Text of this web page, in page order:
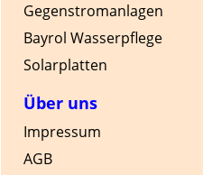
Gegenstromanlagen
Bayrol Wasserpflege
Solarplatten
Über uns
Impressum
AGB